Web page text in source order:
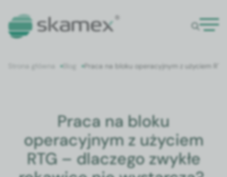
Blog Praca na bloku operacyjnym z użyciem
Praca na bloku
operacyjnym z użyciem
RTG – dlaczego zwykłe